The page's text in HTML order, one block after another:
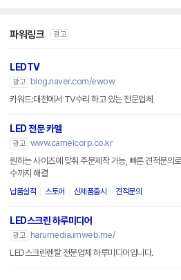
파워링크 광고
LEDTV
광고
blog.naver.com/ewow
키워드:대전에서 TV수리 하고 있는 전문업체
LED 전문 카멜
광고 www.camelcorp.co.kr
원하는 사이즈에 맞춰 주문제작 가능, 빠른 견적문의
수까지 해결
납품실적 스토어 신제품출시 견적문의
LED스크린 하루미디어
광고
harumedia.imweb.me/
LED스크린렌탈 전문업체 하루미디어입니다.